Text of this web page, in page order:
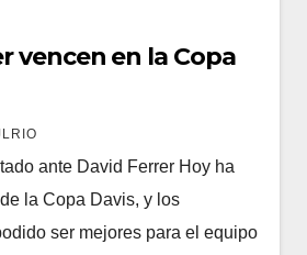
vencen en la Copa
ante David Ferrer Hoy ha
la Copa Davis, y los
ser mejores para el equipo